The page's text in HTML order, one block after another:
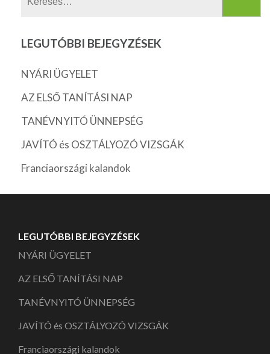
LEGUTÓBBI BEJEGYZÉSEK
NYÁRI ÜGYELET
AZ ELSŐ TANÍTÁSI NAP
TANÉVNYITÓ ÜNNEPSÉG
JAVÍTÓ és OSZTÁLYOZÓ VIZSGÁK
Franciaországi kalandok
LEGUTÓBBI BEJEGYZÉSEK
NYÁRI ÜGYELET
AZ ELSŐ TANÍTÁSI NAP
TANÉVNYITÓ ÜNNEPSÉG
JAVÍTÓ és OSZTÁLYOZÓ VIZSGÁK
Franciaországi kalandok